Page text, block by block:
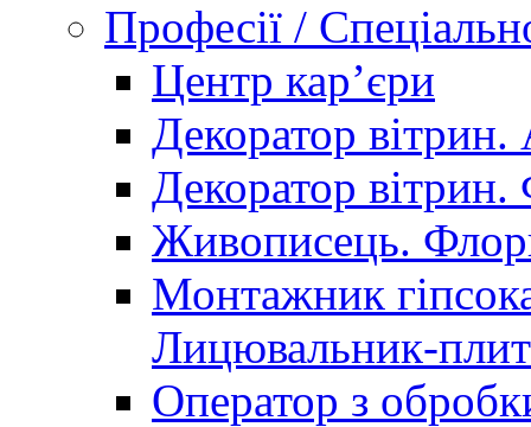
Професії /
Центр кар’єри
Декоратор вітрин.
Декоратор вітрин.
Живописець.
Монтажник
Лицювальник-
Оператор з